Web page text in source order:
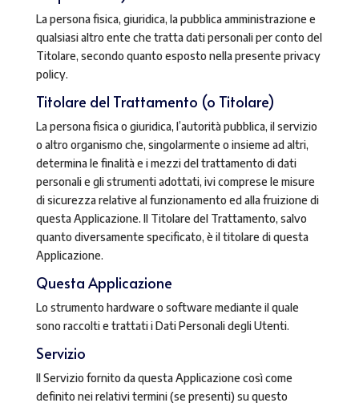
La persona fisica, giuridica, la pubblica amministrazione e
qualsiasi altro ente che tratta dati personali per conto del
Titolare, secondo quanto esposto nella presente privacy
policy.
Titolare del Trattamento (o Titolare)
La persona fisica o giuridica, l’autorità pubblica, il servizio
o altro organismo che, singolarmente o insieme ad altri,
determina le finalità e i mezzi del trattamento di dati
personali e gli strumenti adottati, ivi comprese le misure
di sicurezza relative al funzionamento ed alla fruizione di
questa Applicazione. Il Titolare del Trattamento, salvo
quanto diversamente specificato, è il titolare di questa
Applicazione.
Questa Applicazione
Lo strumento hardware o software mediante il quale
sono raccolti e trattati i Dati Personali degli Utenti.
Servizio
Il Servizio fornito da questa Applicazione così come
definito nei relativi termini (se presenti) su questo